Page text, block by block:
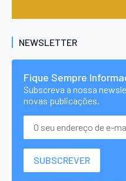
NEWSLETTER
Fique Sempre
Subscreva a nossa
novas publicações.